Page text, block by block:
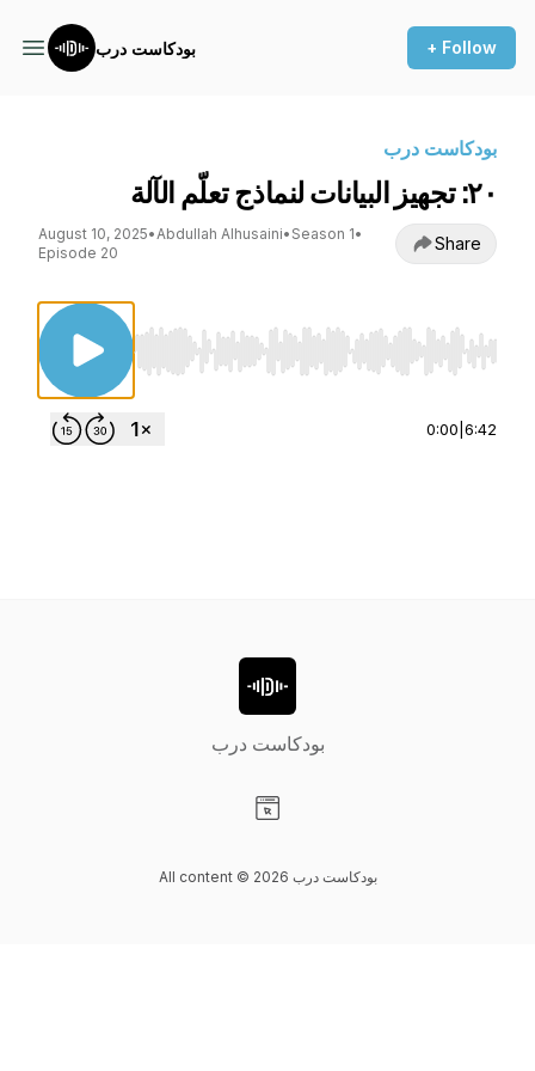
بودكاست درب + Follow
بودكاست درب
٢٠: تجهيز البيانات لنماذج تعلّم الآلة
August 10, 2025•Abdullah Alhusaini• Season 1•
Episode 20
Share
Use Left/Right to seek, Home/End to jump to
0:00 6:42
بودكاست درب
All content © 2026 بودكاست درب